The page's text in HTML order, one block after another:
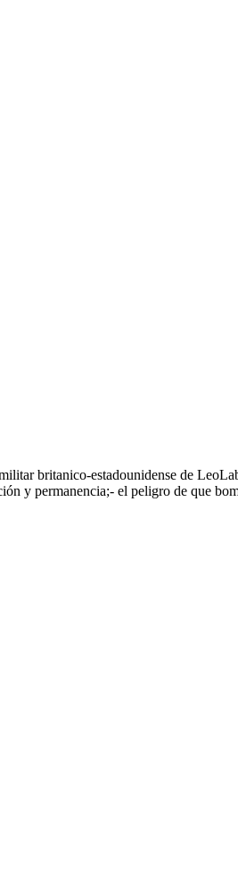
britanico-estadounidense de
y permanencia;- el peligro de que